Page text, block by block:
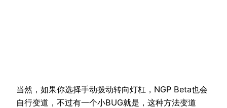
当然，如果你选择手动拨动转向灯杠，NGP Beta也会
自行变道，不过有一个小BUG就是，这种方法变道